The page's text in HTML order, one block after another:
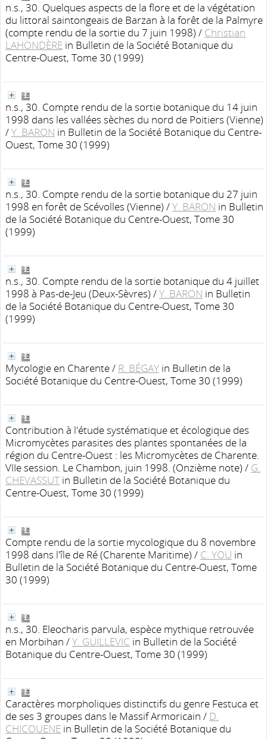
n.s., 30. Quelques aspects de la flore et de la végétation
du littoral saintongeais de Barzan à la forêt de la Palmyre
(compte rendu de la sortie du 7 juin 1998) / Christian
LAHONDÈRE in Bulletin de la Société Botanique du
Centre-Ouest, Tome 30 (1999)
n.s., 30. Compte rendu de la sortie botanique du 14 juin
1998 dans les vallées sèches du nord de Poitiers (Vienne)
/Y. BARON in Bulletin de la Société Botanique du Centre-
Ouest, Tome 30 (1999)
n.s., 30. Compte rendu de la sortie botanique du 27 juin
1998 en forêt de Scévolles (Vienne) /Y. BARON in Bulletin
de la Société Botanique du Centre-Ouest, Tome 30
(1999)
n.s., 30. Compte rendu de la sortie botanique du 4 juillet
1998 à Pas-de-Jeu (Deux-Sèvres) /Y. BARON in Bulletin
de la Société Botanique du Centre-Ouest, Tome 30
(1999)
Mycologie en Charente/ R. BÉGAY in Bulletin de la
Société Botanique du Centre-Ouest, Tome 30 (1999)
Contribution à l'étude systématique et écologique des
Micromycètes parasites des plantes spontanées de la
région du Centre-Ouest : les Micromycètes de Charente.
VIIe session. Le Chambon, juin 1998. (Onzième note) / G.
CHEVASSUT in Bulletin de la Société Botanique du
Centre-Ouest, Tome 30 (1999)
Compte rendu de la sortie mycologique du 8 novembre
1998 dans l'île de Ré (Charente Maritime) / C. YOU in
Bulletin de la Société Botanique du Centre-Ouest, Tome
30 (1999)
n.s., 30. Eleocharis parvula, espèce mythique retrouvée
en Morbihan /Y. GUILLEVIC in Bulletin de la Société
Botanique du Centre-Ouest, Tome 30 (1999)
Caractères morpholiques distinctifs du genre Festuca et
de ses 3 groupes dans le Massif Armoricain / D.
CHICOUENE in Bulletin de la Société Botanique du